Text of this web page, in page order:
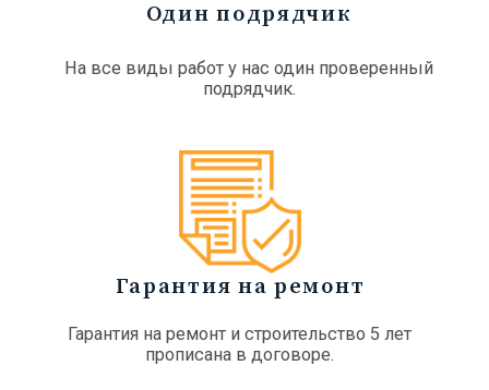
Один подрядчик
На все виды работ у нас один проверенный
подрядчик.
Гарантия на ремонт
Гарантия на ремонт и строительство 5 лет
прописана в договоре.